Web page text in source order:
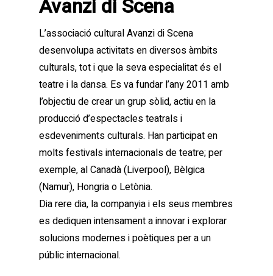
Avanzi di Scena
L’associació cultural Avanzi di Scena
desenvolupa activitats en diversos àmbits
culturals, tot i que la seva especialitat és el
teatre i la dansa. Es va fundar l’any 2011 amb
l’objectiu de crear un grup sòlid, actiu en la
producció d’espectacles teatrals i
esdeveniments culturals. Han participat en
molts festivals internacionals de teatre; per
exemple, al Canadà (Liverpool), Bèlgica
(Namur), Hongria o Letònia.
Dia rere dia, la companyia i els seus membres
es dediquen intensament a innovar i explorar
solucions modernes i poètiques per a un
públic internacional.